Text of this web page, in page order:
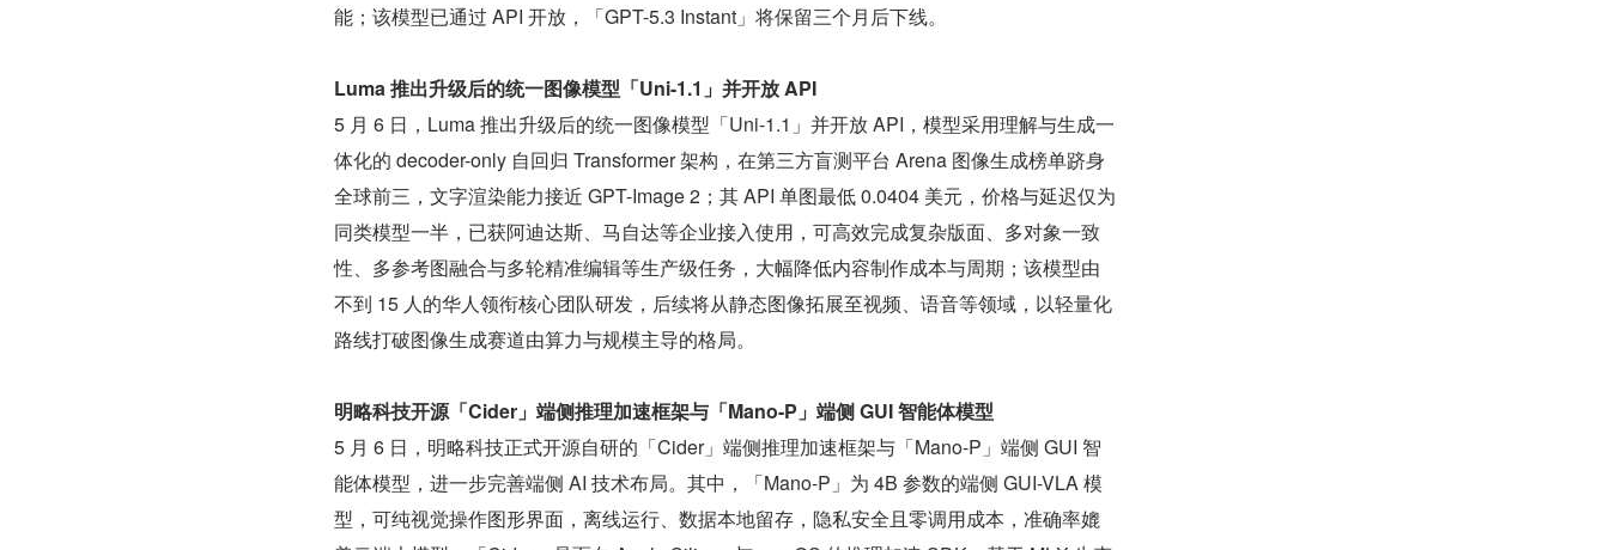
能；该模型已通过 API 开放，「GPT-5.3 Instant」将保留三个月后下线。
Luma 推出升级后的统一图像模型「Uni-1.1」并开放 API
5 月 6 日，Luma 推出升级后的统一图像模型「Uni-1.1」并开放 API，模型采用理解与生成一
体化的 decoder-only 自回归 Transformer 架构，在第三方盲测平台 Arena 图像生成榜单跻身
全球前三，文字渲染能力接近 GPT-Image 2；其 API 单图最低 0.0404 美元，价格与延迟仅为
同类模型一半，已获阿迪达斯、马自达等企业接入使用，可高效完成复杂版面、多对象一致
性、多参考图融合与多轮精准编辑等生产级任务，大幅降低内容制作成本与周期；该模型由
不到 15 人的华人领衔核心团队研发，后续将从静态图像拓展至视频、语音等领域，以轻量化
路线打破图像生成赛道由算力与规模主导的格局。
明略科技开源「Cider」端侧推理加速框架与「Mano-P」端侧 GUI 智能体模型
5 月 6 日，明略科技正式开源自研的「Cider」端侧推理加速框架与「Mano-P」端侧 GUI 智
能体模型，进一步完善端侧 AI 技术布局。其中，「Mano-P」为 4B 参数的端侧 GUI-VLA 模
型，可纯视觉操作图形界面，离线运行、数据本地留存，隐私安全且零调用成本，准确率媲